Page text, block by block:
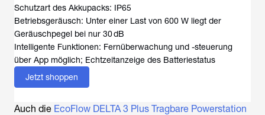
Schutzart des Akkupacks: IP65
Betriebsgeräusch: Unter einer Last von 600 W liegt der
Geräuschpegel bei nur 30 dB
Intelligente Funktionen: Fernüberwachung und -steuerung
über App möglich; Echtzeitanzeige des Batteriestatus
Jetzt shoppen
Auch die EcoFlow DELTA 3 Plus Tragbare Powerstation